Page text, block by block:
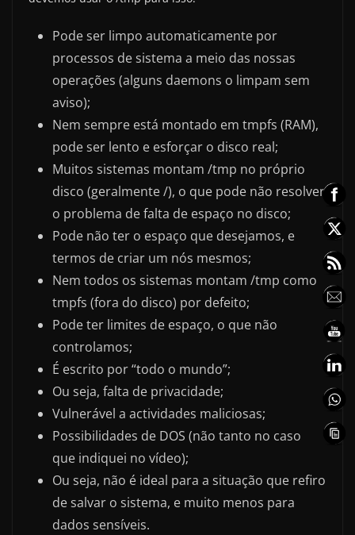
Pode ser limpo automaticamente por
processos de sistema a meio das nossas
operações (alguns daemons o limpam sem
aviso);
Nem sempre está montado em tmpfs (RAM),
pode ser lento e esforçar o disco real;
Muitos sistemas montam /tmp no próprio
disco (geralmente /), o que pode não resolver
o problema de falta de espaço no disco;
Pode não ter o espaço que desejamos, e
termos de criar um nós mesmos;
Nem todos os sistemas montam /tmp como
tmpfs (fora do disco) por defeito;
Pode ter limites de espaço, o que não
controlamos;
É escrito por “todo o mundo”;
Ou seja, falta de privacidade;
Vulnerável a actividades maliciosas;
Possibilidades de DOS (não tanto no caso
que indiquei no vídeo);
Ou seja, não é ideal para a situação que refiro
de salvar o sistema, e muito menos para
dados sensíveis.